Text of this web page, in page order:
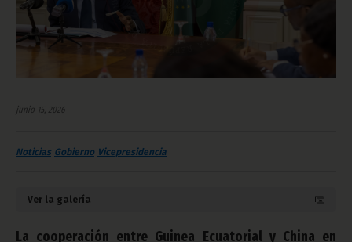
junio 15, 2026
Noticias Gobierno Vicepresidencia
Ver la galería
La cooperación entre Guinea Ecuatorial y China en